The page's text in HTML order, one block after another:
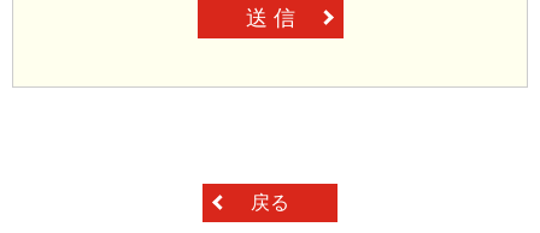
送 信
戻る